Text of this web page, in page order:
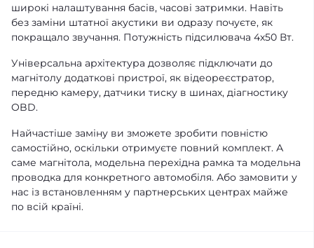
широкі налаштування басів, часові затримки. Навіть
без заміни штатної акустики ви одразу почуєте, як
покращало звучання. Потужність підсилювача 4х50 Вт.
Універсальна архітектура дозволяє підключати до
магнітолу додаткові пристрої, як відеореєстратор,
передню камеру, датчики тиску в шинах, діагностику
OBD.
Найчастіше заміну ви зможете зробити повністю
самостійно, оскільки отримуєте повний комплект. А
саме магнітола, модельна перехідна рамка та модельна
проводка для конкретного автомобіля. Або замовити у
нас із встановленням у партнерських центрах майже
по всій країні.